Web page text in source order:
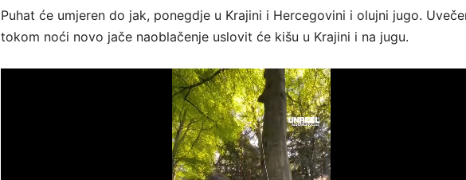
Puhat će umjeren do jak, ponegdje u Krajini i Hercegovini i olujni jugo.
tokom noći novo jače naoblačenje uslovit će kišu u Krajini i na jugu.